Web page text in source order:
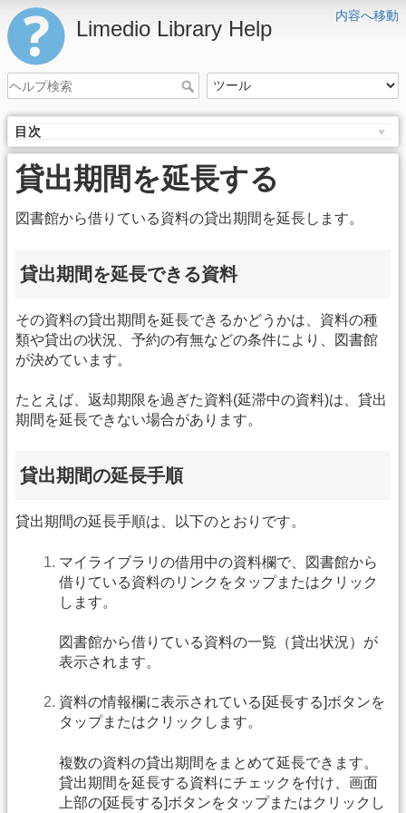
内容へ移動
Limedio Library Help
目次
貸出期間を延長する
図書館から借りている資料の貸出期間を延長します。
貸出期間を延長できる資料
その資料の貸出期間を延長できるかどうかは、資料の種
類や貸出の状況、予約の有無などの条件により、図書館
が決めています。
たとえば、返却期限を過ぎた資料(延滞中の資料)は、貸出
期間を延長できない場合があります。
貸出期間の延長手順
貸出期間の延長手順は、以下のとおりです。
マイライブラリの借用中の資料欄で、図書館から
借りている資料のリンクをタップまたはクリック
します。
図書館から借りている資料の一覧（貸出状況）が
表示されます。
資料の情報欄に表示されている[延長する]ボタンを
タップまたはクリックします。
複数の資料の貸出期間をまとめて延長できます。
貸出期間を延長する資料にチェックを付け、画面
上部の[延長する]ボタンをタップまたはクリックし